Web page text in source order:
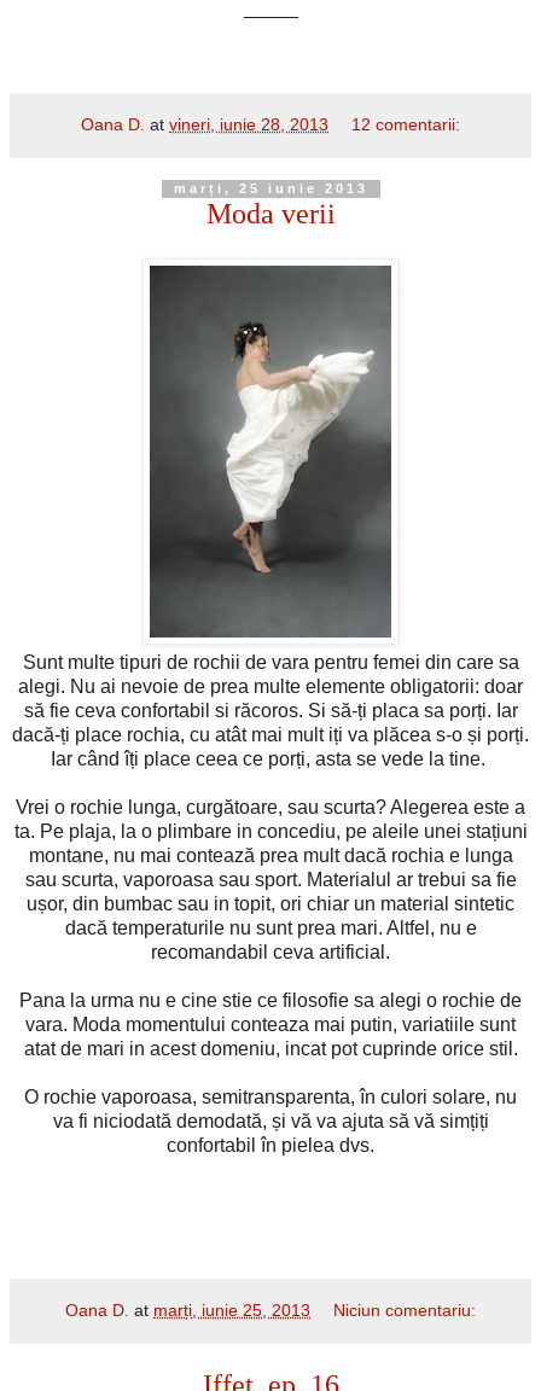
Oana D. atvineri, iunie 28, 2013 12 comentarii:
marți, 25 iunie 2013
Moda verii
Sunt multe tipuri de rochii de vara pentru femei din care sa
alegi. Nu ai nevoie de prea multe elemente obligatorii: doar
să fie ceva confortabil si răcoros. Si să-ți placa sa porți. Iar
dacă-ți place rochia, cu atât mai mult iți va plăcea s-o și porți.
Iar când îți place ceea ce porți, asta se vede la tine.
Vrei o rochie lunga, curgătoare, sau scurta? Alegerea este a
ta. Pe plaja, la o plimbare in concediu, pe aleile unei stațiuni
montane, nu mai contează prea mult dacă rochia e lunga
sau scurta, vaporoasa sau sport. Materialul ar trebui sa fie
ușor, din bumbac sau in topit, ori chiar un material sintetic
dacă temperaturile nu sunt prea mari. Altfel, nu e
recomandabil ceva artificial.
Pana la urma nu e cine stie ce filosofie sa alegi o rochie de
vara. Moda momentului conteaza mai putin, variatiile sunt
atat de mari in acest domeniu, incat pot cuprinde orice stil.
O rochie vaporoasa, semitransparenta, în culori solare, nu
va fi niciodată demodată, și vă va ajuta să vă simțiți
confortabil în pielea dvs.
Oana D. at marți, iunie 25, 2013 Niciun comentariu: